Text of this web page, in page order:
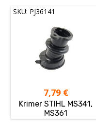
SKU: PJ36141
7,79 €
Krimer STIHL MS341,
MS361